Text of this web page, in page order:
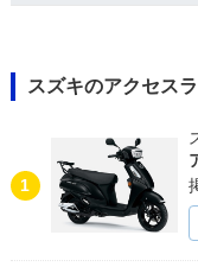
スズキのアクセス
1